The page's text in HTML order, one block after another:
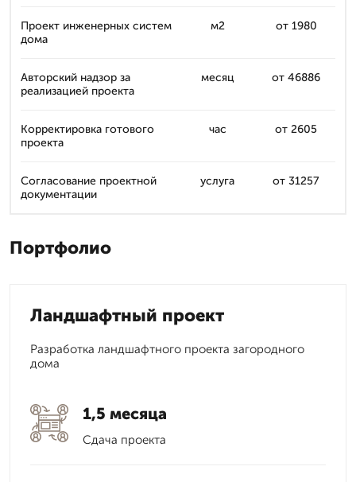
Проект инженерных систем
дома
м2 от 1980
Авторский надзор за
реализацией проекта
месяц от 46886
Корректировка готового
проекта
час от 2605
Согласование проектной
документации
услуга от 31257
Портфолио
Ландшафтный проект
Разработка ландшафтного проекта загородного
дома
1,5 месяца
Сдача проекта